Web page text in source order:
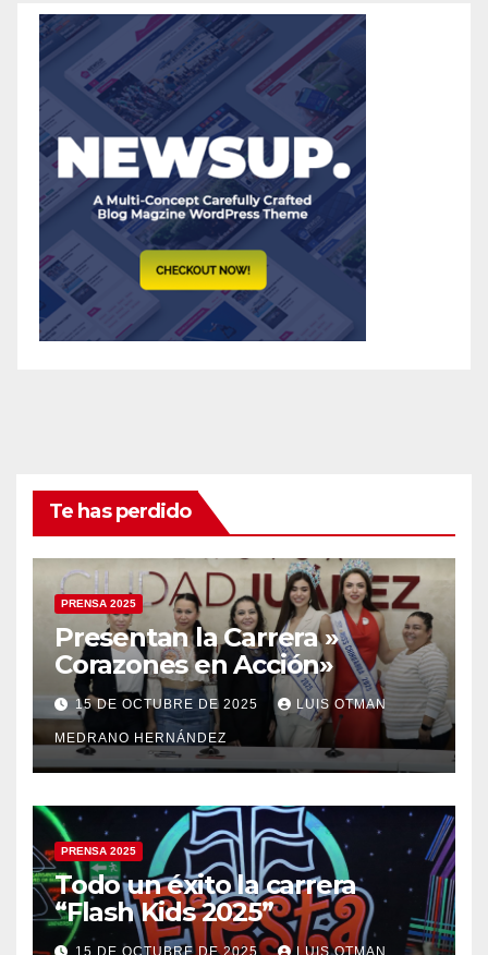
Te has perdido
PRENSA 2025
Presentan la Carrera »
Corazones en Acción»
15 DE OCTUBRE DE 2025 LUIS OTMAN
MEDRANO HERNÁNDEZ
PRENSA 2025
Todo un éxito la carrera
“Flash Kids 2025”